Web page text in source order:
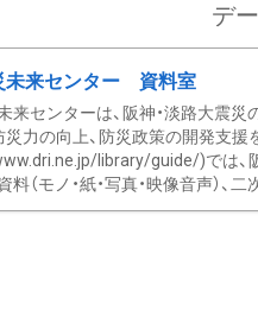
デ
未来センター 資料室
来センターは、阪神・淡路大震
災力の向上、防災政策の開発支
library/guide/)では、
（モノ・紙・写真・映像音声）、二